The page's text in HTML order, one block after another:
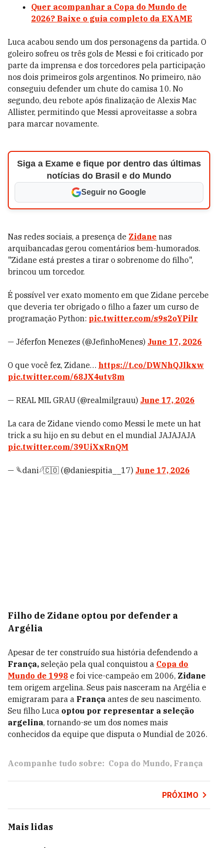
Quer acompanhar a Copa do Mundo de
2026? Baixe o guia completo da EXAME
Luca acabou sendo um dos personagens da partida. O
goleiro sofreu os três gols de Messi e foi criticado por
parte da imprensa e dos torcedores pela participação
nos dois primeiros gols argentinos. No primeiro, não
conseguiu defender um chute do camisa 10. No
segundo, deu rebote após finalização de Alexis Mac
Allister, permitindo que Messi aproveitasse a sobra
para marcar novamente.
Siga a Exame e fique por dentro das últimas
notícias do Brasil e do Mundo
Seguir no Google
Nas redes sociais, a presença de Zidane nas
arquibancadas gerou comentários bem-humorados.
"Zidane está prestes a tirar o sobrenome do filho",
brincou um torcedor.
É possível ver exato momento em que Zidane percebe
que deveria ter obrigado o filho a fazer um curso de
programação Python: pic.twitter.com/s9s2oYPilr
— Jéferfon Menezes (@JefinhoMenes) June 17, 2026
O que você fez, Zidane… https://t.co/DWNhQJlkxw
pic.twitter.com/68JX4utv8m
— REAL MIL GRAU (@realmilgrauu) June 17, 2026
La cara de Zidane viendo como Messi le mete un hat
trick a su hijo en su debut en el mundial JAJAJAJA
pic.twitter.com/39UiXxRnQM
— 𓆰dani𓆪🇨🇴 (@daniespitia__17) June 17, 2026
Filho de Zidane optou por defender a
Argélia
Apesar de ter construído sua história defendendo a
França, seleção pela qual conquistou a Copa do
Mundo de 1998 e foi vice-campeão em 2006, Zidane
tem origem argelina. Seus pais nasceram na Argélia e
emigraram para a França antes de seu nascimento.
Seu filho Luca optou por representar a seleção
argelina, tornando-se um dos nomes mais
conhecidos da equipe que disputa o Mundial de 2026.
Acompanhe tudo sobre: Copa do Mundo França
PRÓXIMO
Mais lidas